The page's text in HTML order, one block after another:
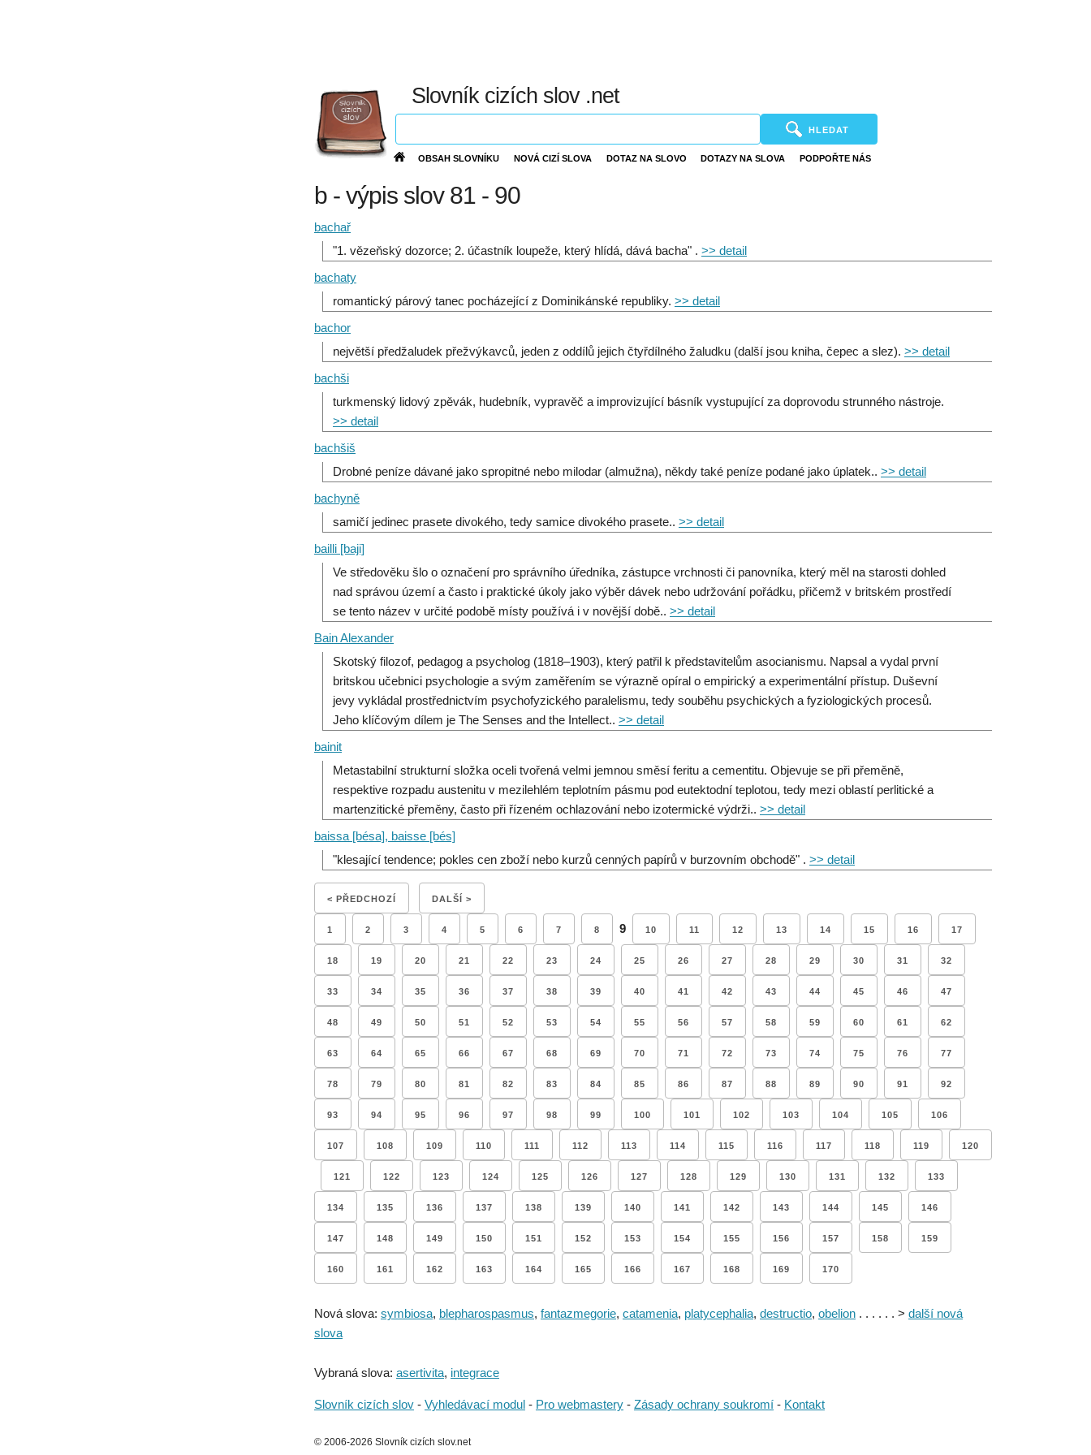
Slovník cizích slov .net
HLEDAT
OBSAH SLOVNÍKU NOVÁ CIZÍ SLOVA DOTAZ NA SLOVO DOTAZY NA SLOVA PODPOŘTE NÁS
b - výpis slov 81 - 90
bachař
"1. vězeňský dozorce; 2. účastník loupeže, který hlídá, dává bacha" . >> detail
bachaty
romantický párový tanec pocházející z Dominikánské republiky. >> detail
bachor
největší předžaludek přežvýkavců, jeden z oddílů jejich čtyřdílného žaludku (další jsou kniha, čepec a slez). >> detail
bachši
turkmenský lidový zpěvák, hudebník, vypravěč a improvizující básník vystupující za doprovodu strunného nástroje.
>> detail
bachšiš
Drobné peníze dávané jako spropitné nebo milodar (almužna), někdy také peníze podané jako úplatek.. >> detail
bachyně
samičí jedinec prasete divokého, tedy samice divokého prasete.. >> detail
bailli [baji]
Ve středověku šlo o označení pro správního úředníka, zástupce vrchnosti či panovníka, který měl na starosti dohled
nad správou území a často i praktické úkoly jako výběr dávek nebo udržování pořádku, přičemž v britském prostředí
se tento název v určité podobě místy používá i v novější době.. >> detail
Bain Alexander
Skotský filozof, pedagog a psycholog (1818–1903), který patřil k představitelům asocianismu. Napsal a vydal první
britskou učebnici psychologie a svým zaměřením se výrazně opíral o empirický a experimentální přístup. Duševní
jevy vykládal prostřednictvím psychofyzického paralelismu, tedy souběhu psychických a fyziologických procesů.
Jeho klíčovým dílem je The Senses and the Intellect.. >> detail
bainit
Metastabilní strukturní složka oceli tvořená velmi jemnou směsí feritu a cementitu. Objevuje se při přeměně,
respektive rozpadu austenitu v mezilehlém teplotním pásmu pod eutektodní teplotou, tedy mezi oblastí perlitické a
martenzitické přeměny, často při řízeném ochlazování nebo izotermické výdrži.. >> detail
baissa [bésa], baisse [bés]
"klesající tendence; pokles cen zboží nebo kurzů cenných papírů v burzovním obchodě" . >> detail
< PŘEDCHOZÍ DALŠÍ >
1 2 3 4 5 6 7 8 9 10 11 12 13 14 15 16 17
18 19 20 21 22 23 24 25 26 27 28 29 30 31 32
33 34 35 36 37 38 39 40 41 42 43 44 45 46 47
48 49 50 51 52 53 54 55 56 57 58 59 60 61 62
63 64 65 66 67 68 69 70 71 72 73 74 75 76 77
78 79 80 81 82 83 84 85 86 87 88 89 90 91 92
93 94 95 96 97 98 99 100 101 102 103 104 105 106
107 108 109 110 111 112 113 114 115 116 117 118 119 120
121 122 123 124 125 126 127 128 129 130 131 132 133
134 135 136 137 138 139 140 141 142 143 144 145 146
147 148 149 150 151 152 153 154 155 156 157 158 159
160 161 162 163 164 165 166 167 168 169 170
Nová slova: symbiosa, blepharospasmus, fantazmegorie, catamenia, platycephalia, destructio, obelion . . . . . . > další nová
slova
Vybraná slova: asertivita, integrace
Slovník cizích slov - Vyhledávací modul - Pro webmastery - Zásady ochrany soukromí - Kontakt
© 2006-2026 Slovník cizích slov.net